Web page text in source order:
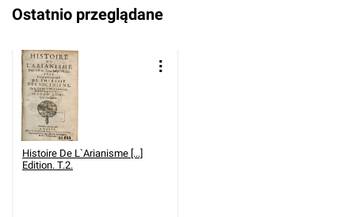
Ostatnio przeglądane
Histoire De L`Arianisme [...]
Edition. T.2.